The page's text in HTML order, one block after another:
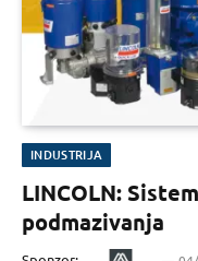
INDUSTRIJA
LINCOLN:
podmazivanja